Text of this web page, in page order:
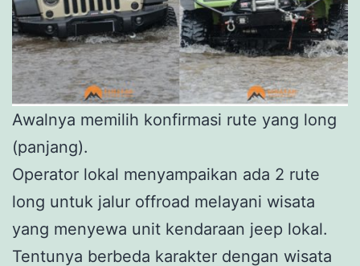
Awalnya memilih konfirmasi rute yang long
(panjang).
Operator lokal menyampaikan ada 2 rute
long untuk jalur offroad melayani wisata
yang menyewa unit kendaraan jeep lokal.
Tentunya berbeda karakter dengan wisata